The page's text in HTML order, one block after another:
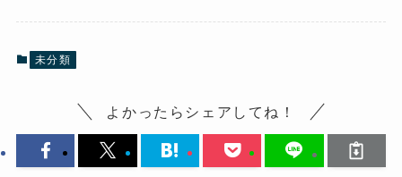
未分類
よかったらシェアしてね！